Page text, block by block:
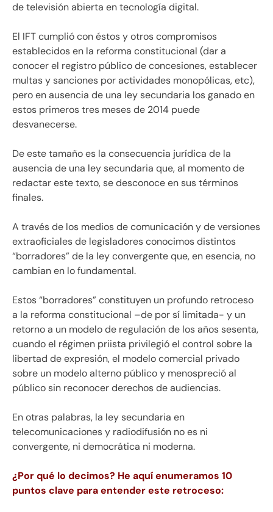
de televisión abierta en tecnología digital.
El IFT cumplió con éstos y otros compromisos
establecidos en la reforma constitucional (dar a
conocer el registro público de concesiones, establecer
multas y sanciones por actividades monopólicas, etc),
pero en ausencia de una ley secundaria los ganado en
estos primeros tres meses de 2014 puede
desvanecerse.
De este tamaño es la consecuencia jurídica de la
ausencia de una ley secundaria que, al momento de
redactar este texto, se desconoce en sus términos
finales.
A través de los medios de comunicación y de versiones
extraoficiales de legisladores conocimos distintos
“borradores” de la ley convergente que, en esencia, no
cambian en lo fundamental.
Estos “borradores” constituyen un profundo retroceso
a la reforma constitucional –de por sí limitada- y un
retorno a un modelo de regulación de los años sesenta,
cuando el régimen priista privilegió el control sobre la
libertad de expresión, el modelo comercial privado
sobre un modelo alterno público y menospreció al
público sin reconocer derechos de audiencias.
En otras palabras, la ley secundaria en
telecomunicaciones y radiodifusión no es ni
convergente, ni democrática ni moderna.
¿Por qué lo decimos? He aquí enumeramos 10
puntos clave para entender este retroceso: